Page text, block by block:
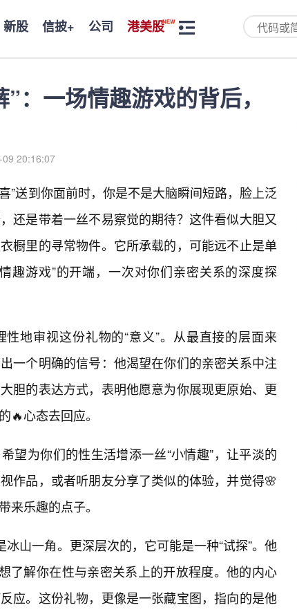
新股 信披+ 公司 港美股
：一场情趣游戏的背后，
20:16:07
”送到你面前时，你是不是大脑瞬间短路，脸上泛
还是带着一丝不易察觉的期待？这件看似大胆又
橱里的寻常物件。它所承载的，可能远不止是单
趣游戏”的开端，一次对你们亲密关系的深度探
地审视这份礼物的“意义”。从最直接的层面来
一个明确的信号：他渴望在你们的亲密关系中注
胆的表达方式，表明他愿意为你展现更原始、更
🔥心态去回应。
望为你们的性生活增添一丝“小情趣”，让平淡的
作品，或者听朋友分享了类似的体验，并觉得🌸
来乐趣的点子。
冰山一角。更深层次的，它可能是一种“试探”。他
了解你在性与亲密关系上的开放程度。他的内心
应。这份礼物，更像是一张藏宝图，指向的是他